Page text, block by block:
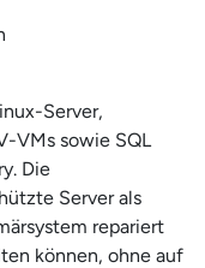
Server,
VMs sowie SQL
Die
Server als
repariert
können, ohne auf